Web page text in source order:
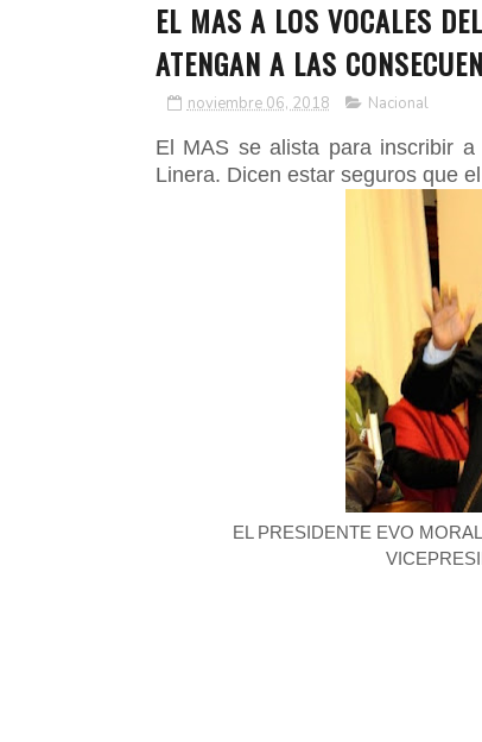
EL MAS A LOS VOCALES
ATENGAN A LAS
noviembre 06, 2018 Nacional
El MAS se alista para inscribir
Linera. Dicen estar seguros que
EL PRESIDENTE EVO